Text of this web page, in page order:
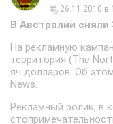
26.11.2010 в
В Австралии сняли
На рекламную
территория (The
яч долларов. Об
News.
Рекламный ролик, в